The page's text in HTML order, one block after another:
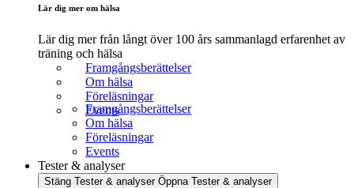
Lär dig mer om hälsa
Lär dig mer från långt över 100 års sammanlagd erfarenhet av
träning och hälsa
Framgångsberättelser
Om hälsa
Föreläsningar
Events
Framgångsberättelser
Om hälsa
Föreläsningar
Events
Tester & analyser
Stäng Tester & analyser Öppna Tester & analyser